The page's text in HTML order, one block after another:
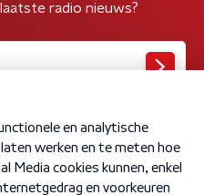
radio nieuws?